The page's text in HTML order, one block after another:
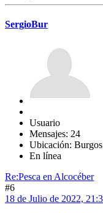
SergioBur
Usuario
Mensajes: 24
Ubicación: Burgos
En línea
Re:Pesca en Alcocéber
#6
18 de Julio de 2022,